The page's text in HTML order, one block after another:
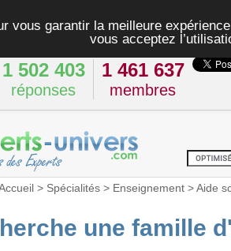
vous garantir la meilleure
vous acceptez
1 502 403
réponses
1 461 637
membres
> Spécialités> Enseignement>Aide
une famille